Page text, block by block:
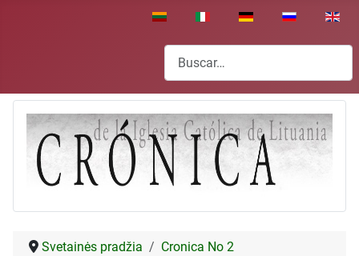
Seleccione su idioma
Buscar
Svetainės pradžia
Cronica No 2